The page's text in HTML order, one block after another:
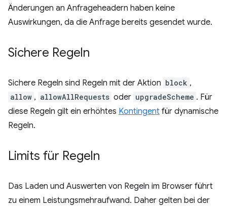
Änderungen an Anfrageheadern haben keine
Auswirkungen, da die Anfrage bereits gesendet wurde.
Sichere Regeln
Sichere Regeln sind Regeln mit der Aktion block ,
allow , allowAllRequests oder upgradeScheme . Für
diese Regeln gilt ein erhöhtes Kontingent für dynamische
Regeln.
Limits für Regeln
Das Laden und Auswerten von Regeln im Browser führt
zu einem Leistungsmehraufwand. Daher gelten bei der